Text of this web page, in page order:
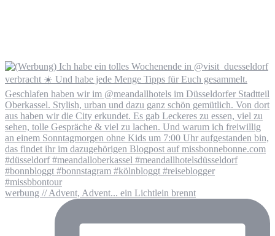
werbung // Advent, Advent... ein Lichtlein brennt